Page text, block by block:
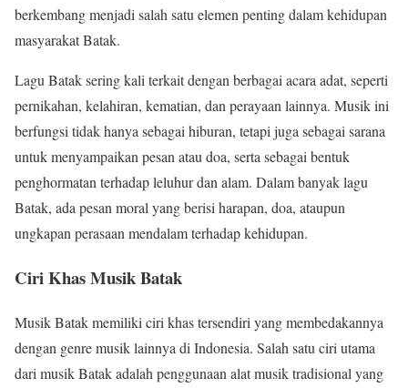
berkembang menjadi salah satu elemen penting dalam kehidupan
masyarakat Batak.
Lagu Batak sering kali terkait dengan berbagai acara adat, seperti
pernikahan, kelahiran, kematian, dan perayaan lainnya. Musik ini
berfungsi tidak hanya sebagai hiburan, tetapi juga sebagai sarana
untuk menyampaikan pesan atau doa, serta sebagai bentuk
penghormatan terhadap leluhur dan alam. Dalam banyak lagu
Batak, ada pesan moral yang berisi harapan, doa, ataupun
ungkapan perasaan mendalam terhadap kehidupan.
Ciri Khas Musik Batak
Musik Batak memiliki ciri khas tersendiri yang membedakannya
dengan genre musik lainnya di Indonesia. Salah satu ciri utama
dari musik Batak adalah penggunaan alat musik tradisional yang